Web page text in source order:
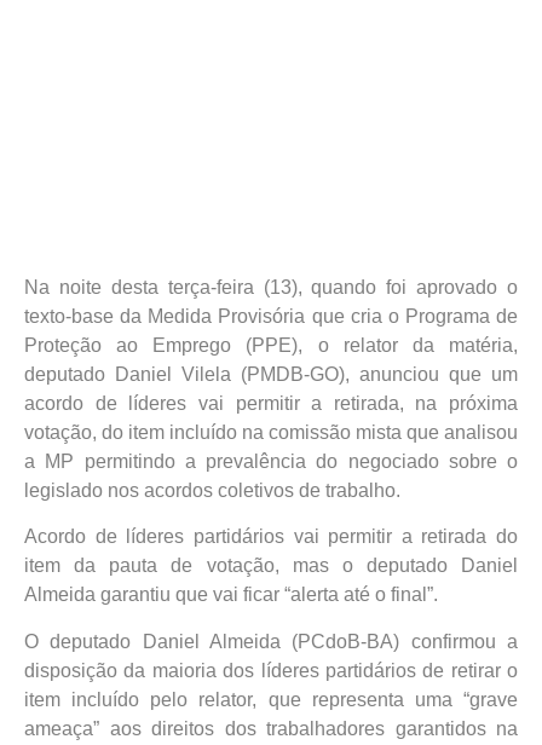
Na noite desta terça-feira (13), quando foi aprovado o
texto-base da Medida Provisória que cria o Programa de
Proteção ao Emprego (PPE), o relator da matéria,
deputado Daniel Vilela (PMDB-GO), anunciou que um
acordo de líderes vai permitir a retirada, na próxima
votação, do item incluído na comissão mista que analisou
a MP permitindo a prevalência do negociado sobre o
legislado nos acordos coletivos de trabalho.
Acordo de líderes partidários vai permitir a retirada do
item da pauta de votação, mas o deputado Daniel
Almeida garantiu que vai ficar “alerta até o final”.
O deputado Daniel Almeida (PCdoB-BA) confirmou a
disposição da maioria dos líderes partidários de retirar o
item incluído pelo relator, que representa uma “grave
ameaça” aos direitos dos trabalhadores garantidos na